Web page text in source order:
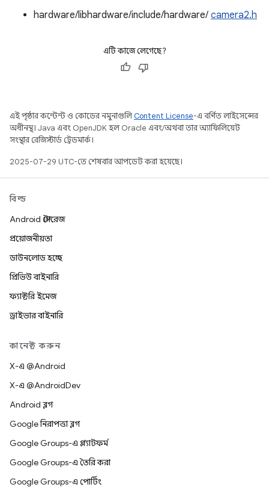
hardware/libhardware/include/hardware/ camera2.h
এটি কাজে লেগেছে?
এই পৃষ্ঠার কন্টেন্ট ও কোডের নমুনাগুলিContent License-এ বর্ণিত লাইসেন্সের
অধীনস্থ। Java এবং OpenJDK হল Oracle এবং/অথবা তার অ্যাফিলিয়েট
সংস্থার রেজিস্টার্ড ট্রেডমার্ক।
2025-07-29 UTC-তে শেষবার আপডেট করা হয়েছে।
বিল্ড
Android স্টোরেজ
প্রয়োজনীয়তা
ডাউনলোড হচ্ছে
প্রিভিউ বাইনারি
ফ্যাক্টরি ইমেজ
ড্রাইভার বাইনারি
কানেক্ট করুন
X-এ @Android
X-এ @AndroidDev
Android ব্লগ
Google নিরাপত্তা ব্লগ
Google Groups-এ প্ল্যাটফর্ম
Google Groups-এ তৈরি করা
Google Groups-এ পোর্টিং